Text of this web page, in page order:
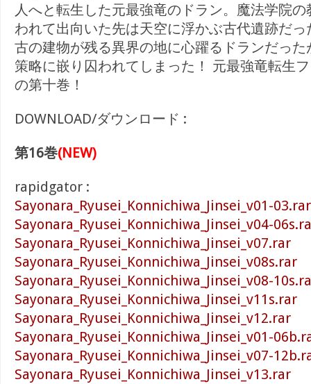
人へと転生した元最強竜のドラン。魔法学院
われて出向いた先は天空に浮かぶ古代遺跡だ
古の建物が残る異界の地に心躍るドランだっ
策略に嵌り囚われてしまった！ 元最強竜転生
の第十巻！
DOWNLOAD/ダウンロード :
第16巻(NEW)
rapidgator :
Sayonara_Ryusei_Konnichiwa_Jinsei_v01-03.rar
Sayonara_Ryusei_Konnichiwa_Jinsei_v04-
Sayonara_Ryusei_Konnichiwa_Jinsei_v07.rar
Sayonara_Ryusei_Konnichiwa_Jinsei_v08s.rar
Sayonara_Ryusei_Konnichiwa_Jinsei_v08-
Sayonara_Ryusei_Konnichiwa_Jinsei_v11s.rar
Sayonara_Ryusei_Konnichiwa_Jinsei_v12.rar
Sayonara_Ryusei_Konnichiwa_Jinsei_v01-
Sayonara_Ryusei_Konnichiwa_Jinsei_v07-
Sayonara_Ryusei_Konnichiwa_Jinsei_v13.rar